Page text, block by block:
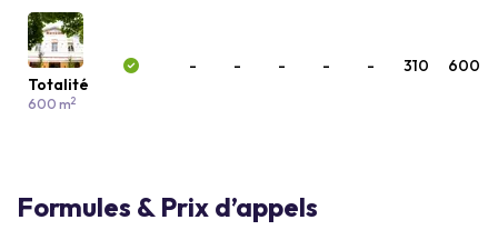
Totalité
600 m2
- - - - - 310 600
Formules & Prix d’appels